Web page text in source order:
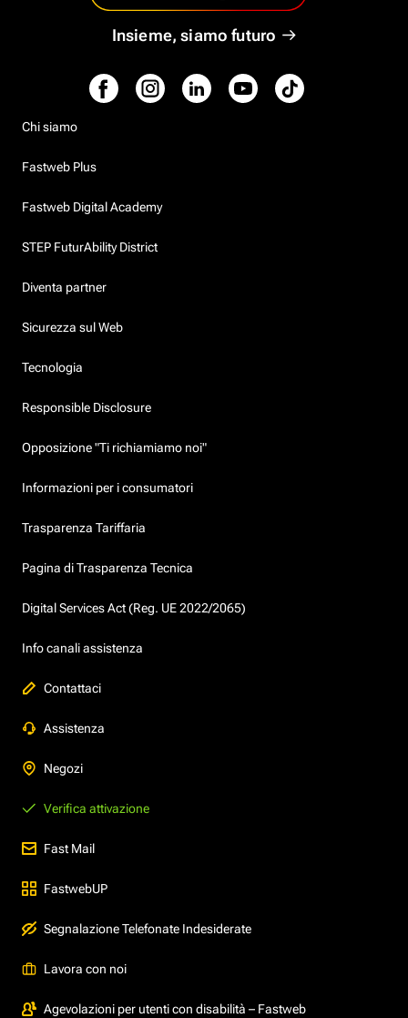
Insieme, siamo futuro
Chi siamo
Fastweb Plus
Fastweb Digital Academy
STEP FuturAbility District
Diventa partner
Sicurezza sul Web
Tecnologia
Responsible Disclosure
Opposizione "Ti richiamiamo noi"
Informazioni per i consumatori
Trasparenza Tariffaria
Pagina di Trasparenza Tecnica
Digital Services Act (Reg. UE 2022/2065)
Info canali assistenza
Contattaci
Assistenza
Negozi
Verifica attivazione
Fast Mail
FastwebUP
Segnalazione Telefonate Indesiderate
Lavora con noi
Agevolazioni per utenti con disabilità – Fastweb